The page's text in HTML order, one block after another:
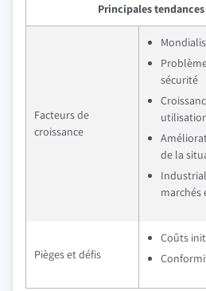
Principales
Facteurs de
croissance
sécurité
de la
marchés
Pièges et défis
Coûts